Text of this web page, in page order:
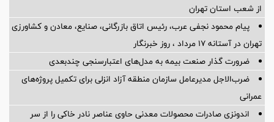
از شعب استان تهران
پیام محمود نجفی عرب، رئیس اتاق بازرگانی، صنایع، معادن و کشاورزی
تهران در آستانه 17 مرداد ، روز خبرنگار
ضرورت گذار صنعت بیمه به مدل‌های اعتبارسنجی چندبعدی
ضرب‌الاجل مدیرعامل سازمان منطقه آزاد انزلی برای تكمیل پروژه‌های
عمرانی
اندونزی صادرات محصولات معدنی حاوی عناصر نادر خاکی را از سر